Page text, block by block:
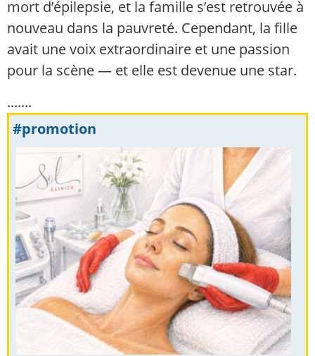
mort d’épilepsie, et la famille s’est retrouvée à
nouveau dans la pauvreté. Cependant, la fille
avait une voix extraordinaire et une passion
pour la scène — et elle est devenue une star.
.......
#promotion